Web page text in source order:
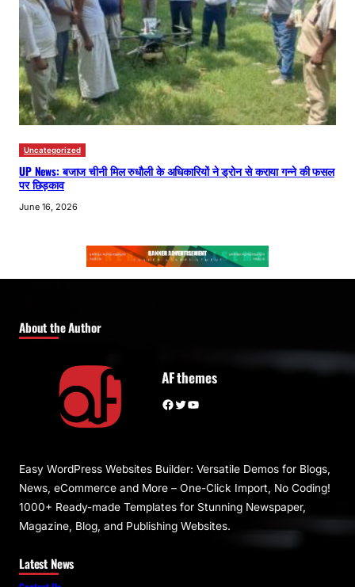
Uncategorized
UP News: बजाज चीनी मिल रुधौली के अधिकारियों ने ड्रोन से कराया गन्ने की फसल
पर छिड़काव
June 16, 2026
About the Author
AF themes
Facebook Twitter YouTube
Easy WordPress Websites Builder: Versatile Demos for Blogs,
News, eCommerce and More – One-Click Import, No Coding!
1000+ Ready-made Templates for Stunning Newspaper,
Magazine, Blog, and Publishing Websites.
Latest News